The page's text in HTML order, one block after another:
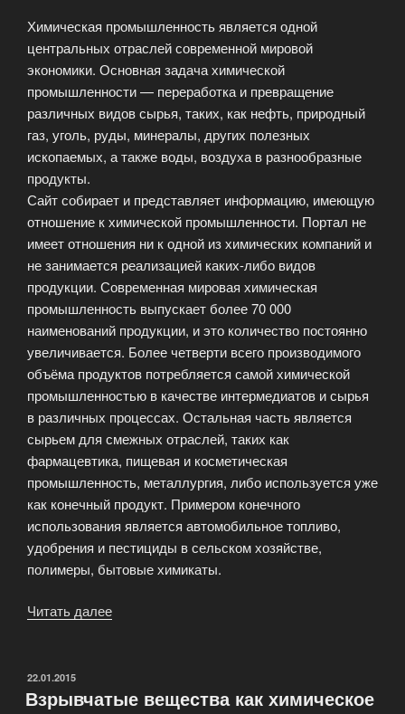
Химическая промышленность является одной
центральных отраслей современной мировой
экономики. Основная задача химической
промышленности — переработка и превращение
различных видов сырья, таких, как нефть, природный
газ, уголь, руды, минералы, других полезных
ископаемых, а также воды, воздуха в разнообразные
продукты.
Сайт собирает и представляет информацию, имеющую
отношение к химической промышленности. Портал не
имеет отношения ни к одной из химических компаний и
не занимается реализацией каких-либо видов
продукции. Современная мировая химическая
промышленность выпускает более 70 000
наименований продукции, и это количество постоянно
увеличивается. Более четверти всего производимого
объёма продуктов потребляется самой химической
промышленностью в качестве интермедиатов и сырья
в различных процессах. Остальная часть является
сырьем для смежных отраслей, таких как
фармацевтика, пищевая и косметическая
промышленность, металлургия, либо используется уже
как конечный продукт. Примером конечного
использования является автомобильное топливо,
удобрения и пестициды в сельском хозяйстве,
полимеры, бытовые химикаты.
Читать далее
ОПУБЛИКОВАНО
22.01.2015
Взрывчатые вещества как химическое